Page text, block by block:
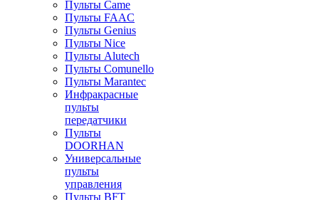
Пульты Came
Пульты FAAC
Пульты Genius
Пульты Nice
Пульты Alutech
Пульты Сomunello
Пульты Marantec
Инфракрасные
пульты
передатчики
Пульты
DOORHAN
Универсальные
пульты
управления
Пульты BFT